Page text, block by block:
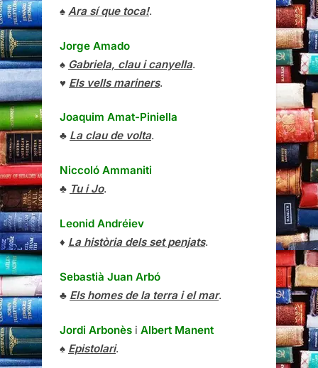
♠ Ara sí que toca!.
Jorge Amado
♠ Gabriela, clau i canyella.
♥ Els vells mariners.
Joaquim Amat-Piniella
♣ La clau de volta.
Niccoló Ammaniti
♣ Tu i Jo.
Leonid Andréiev
♦ La història dels set penjats.
Sebastià Juan Arbó
♣ Els homes de la terra i el mar.
Jordi Arbonès i Albert Manent
♠ Epistolari.